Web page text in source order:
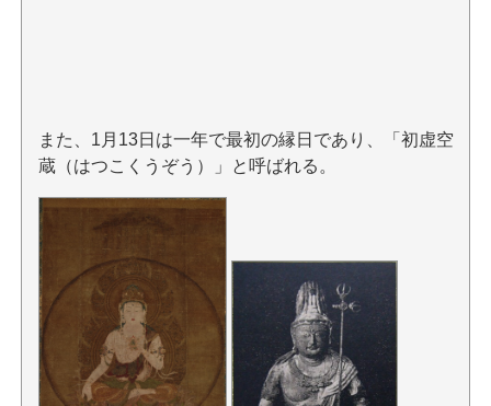
また、1月13日は一年で最初の縁日であり、「初虚空
蔵（はつこくうぞう）」と呼ばれる。